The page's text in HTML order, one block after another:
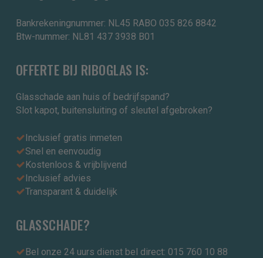
Bankrekeningnummer: NL45 RABO 035 826 8842
Btw-nummer: NL81 437 3938 B01
OFFERTE BIJ RIBOGLAS IS:
Glasschade aan huis of bedrijfspand?
Slot kapot, buitensluiting of sleutel afgebroken?
Inclusief gratis inmeten
Snel en eenvoudig
Kostenloos & vrijblijvend
Inclusief advies
Transparant & duidelijk
GLASSCHADE?
Bel onze 24 uurs dienst bel direct: 015 760 10 88